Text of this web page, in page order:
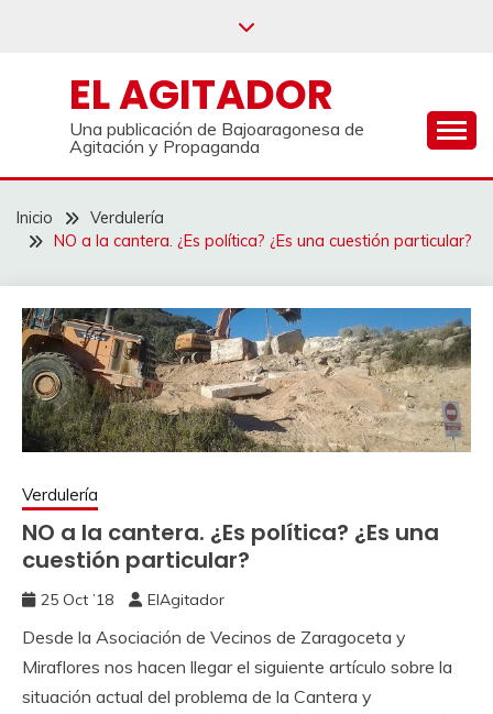
EL AGITADOR
Una publicación de Bajoaragonesa de
Agitación y Propaganda
Inicio
Verdulería
NO a la cantera. ¿Es política? ¿Es una cuestión particular?
Verdulería
NO a la cantera. ¿Es política? ¿Es una
cuestión particular?
25 Oct ’18 ElAgitador
Desde la Asociación de Vecinos de Zaragoceta y
Miraflores nos hacen llegar el siguiente artículo sobre la
situación actual del problema de la Cantera y